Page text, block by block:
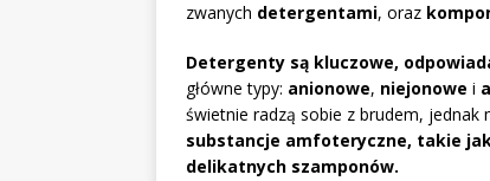
zwanych detergentami, oraz
Detergenty są kluczowe,
główne typy: anionowe, niejonowe i
świetnie radzą sobie z brudem, jednak
substancje amfoteryczne, takie
delikatnych szamponów.